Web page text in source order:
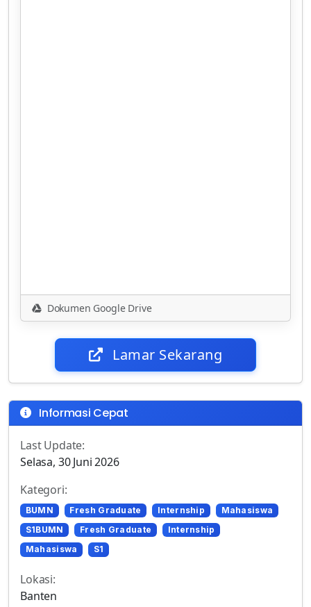
Dokumen Google Drive
Lamar Sekarang
Informasi Cepat
Last Update:
Selasa, 30 Juni 2026
Kategori:
BUMN Fresh Graduate Internship
Mahasiswa
S1BUMN
Fresh Graduate
Internship
Mahasiswa
S1
Lokasi:
Banten